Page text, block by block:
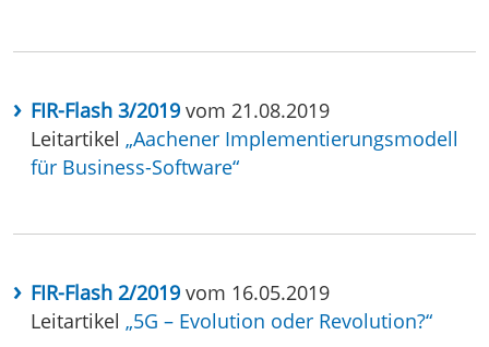
FIR-Flash 3/2019 vom 21.08.2019
Leitartikel „Aachener Implementierungsmodell
für Business-Software“
FIR-Flash 2/2019 vom 16.05.2019
Leitartikel „5G – Evolution oder Revolution?“